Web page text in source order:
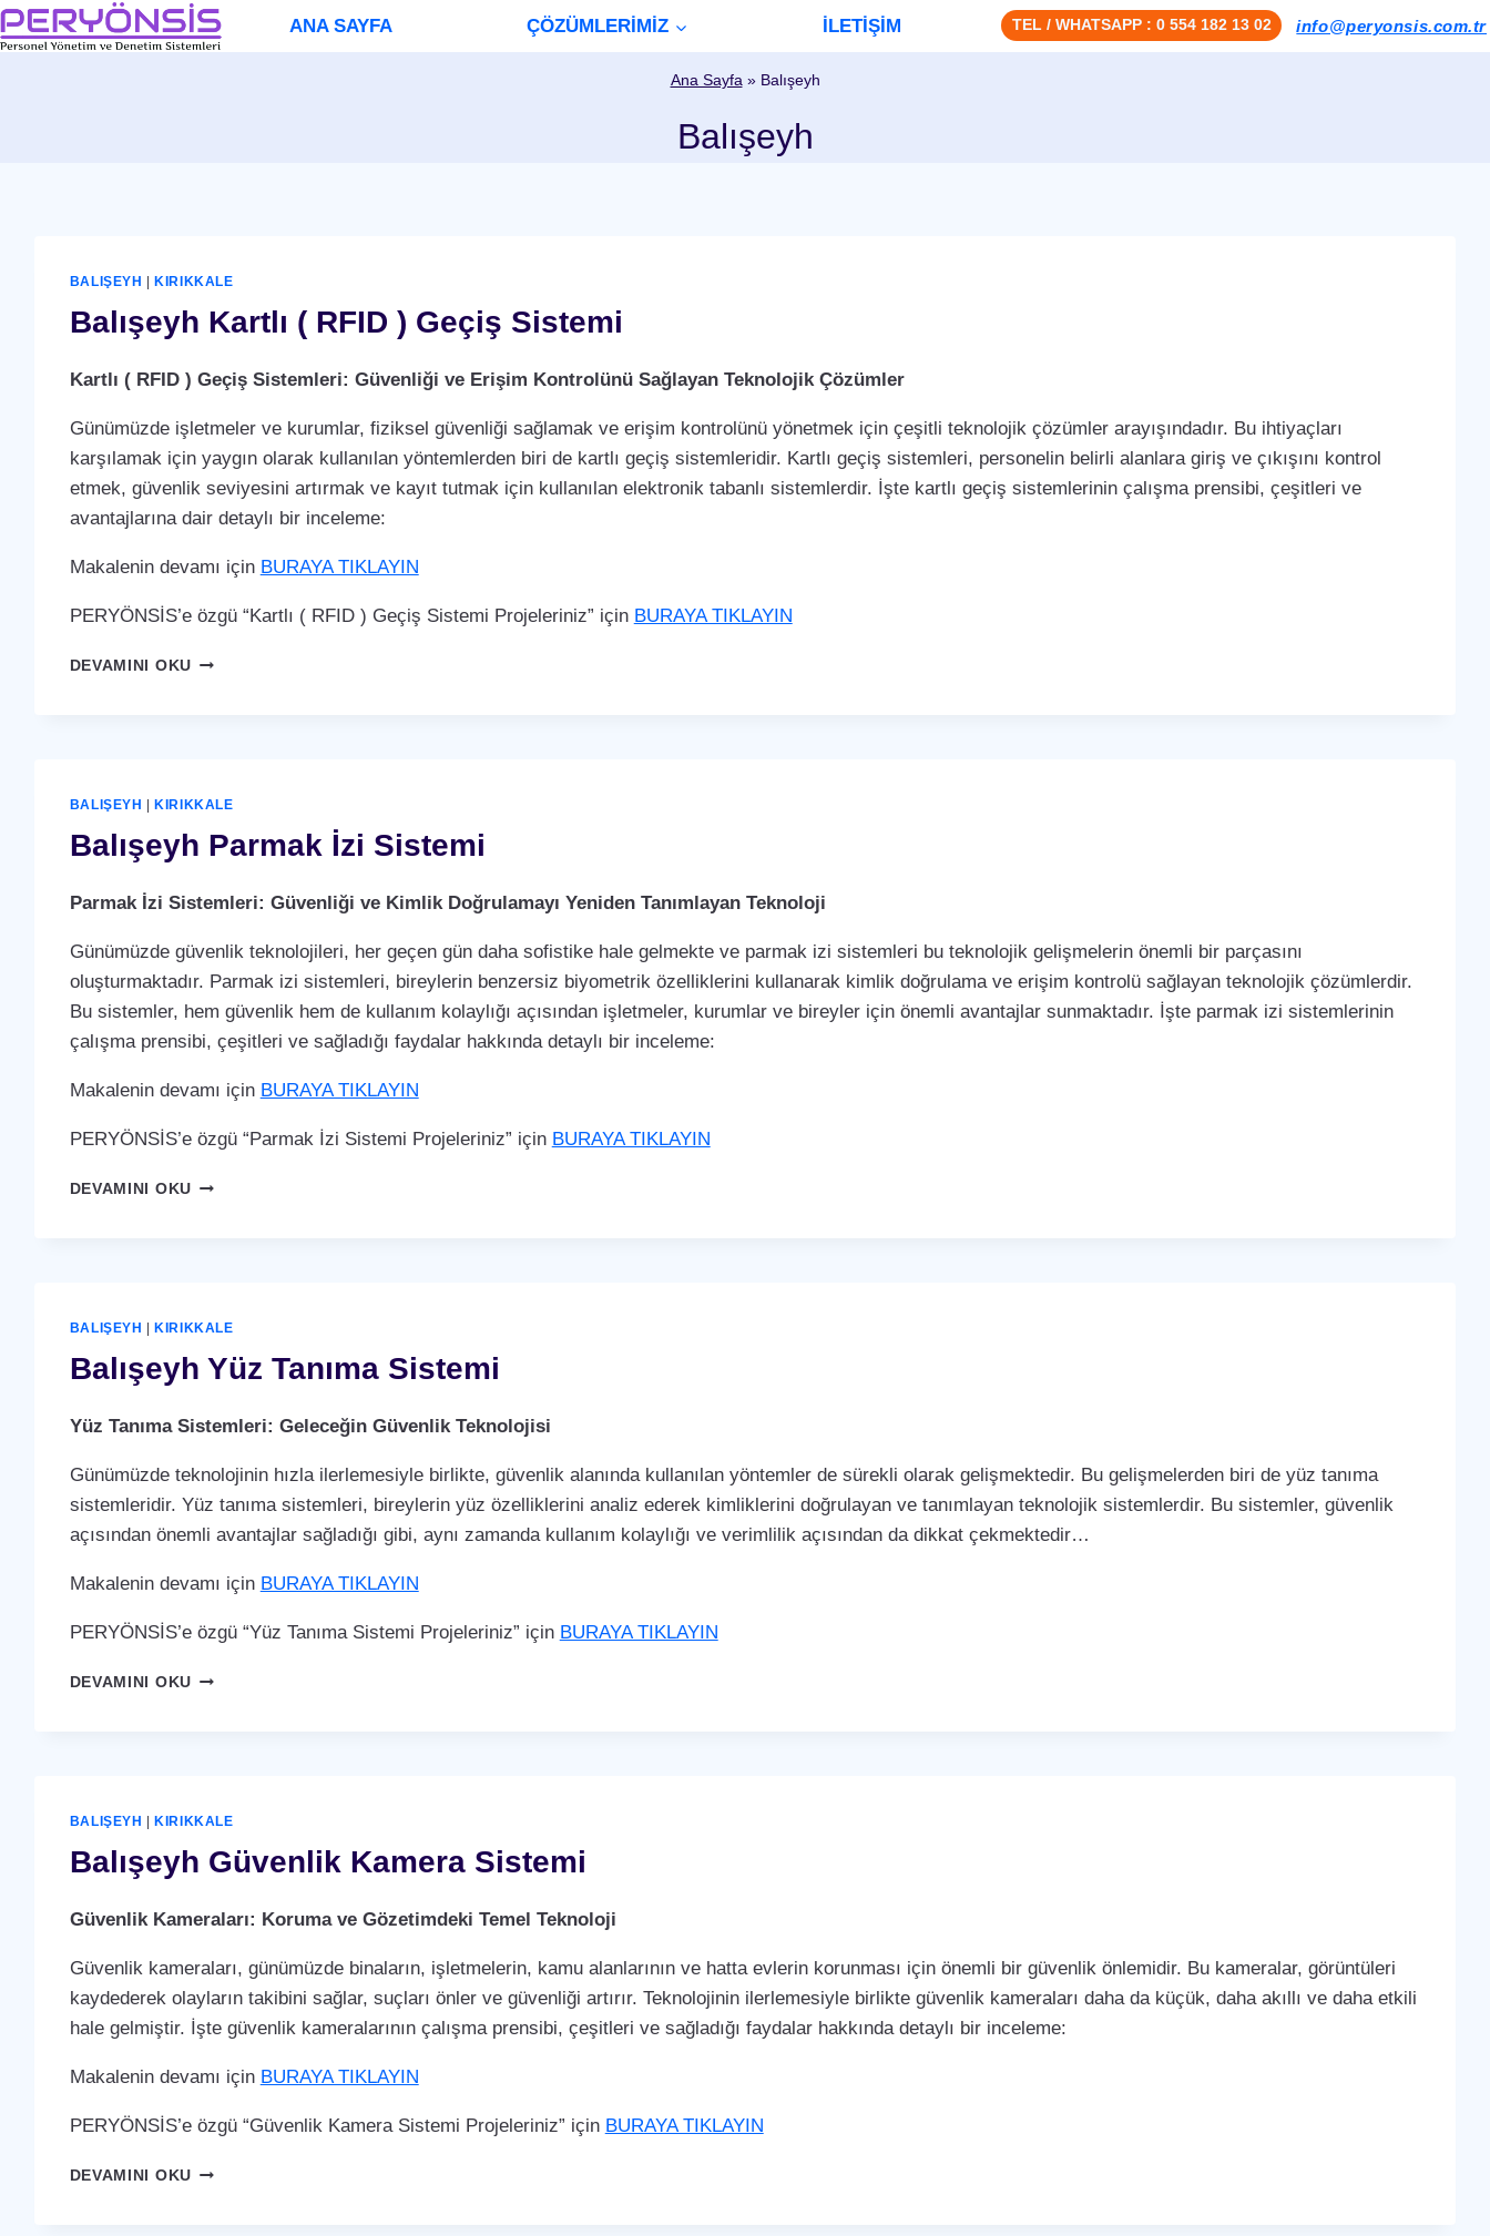
Skip
to
ANA SAYFA ÇÖZÜMLERİMİZ İLETİŞİM TEL / WHATSAPP : 0 554 182 13 02 info@peryonsis.com.tr
Ana Sayfa» Balışeyh
Balışeyh
BALIŞEYH KIRIKKALE
Balışeyh Kartlı ( RFID ) Geçiş Sistemi
Kartlı ( RFID ) Geçiş Sistemleri: Güvenliği ve Erişim Kontrolünü Sağlayan Teknolojik Çözümler
Günümüzde işletmeler ve kurumlar, fiziksel güvenliği sağlamak ve erişim kontrolünü yönetmek için çeşitli teknolojik çözümler arayışındadır. Bu ihtiyaçları
karşılamak için yaygın olarak kullanılan yöntemlerden biri de kartlı geçiş sistemleridir. Kartlı geçiş sistemleri, personelin belirli alanlara giriş ve çıkışını kontrol
etmek, güvenlik seviyesini artırmak ve kayıt tutmak için kullanılan elektronik tabanlı sistemlerdir. İşte kartlı geçiş sistemlerinin çalışma prensibi, çeşitleri ve
avantajlarına dair detaylı bir inceleme:
Makalenin devamı için BURAYA TIKLAYIN
PERYÖNSİS’e özgü “Kartlı ( RFID ) Geçiş Sistemi Projeleriniz” için BURAYA TIKLAYIN
DEVAMINI OKUBALIŞEYH
SISTEMI
BALIŞEYH KIRIKKALE
Balışeyh Parmak İzi Sistemi
Parmak İzi Sistemleri: Güvenliği ve Kimlik Doğrulamayı Yeniden Tanımlayan Teknoloji
Günümüzde güvenlik teknolojileri, her geçen gün daha sofistike hale gelmekte ve parmak izi sistemleri bu teknolojik gelişmelerin önemli bir parçasını
oluşturmaktadır. Parmak izi sistemleri, bireylerin benzersiz biyometrik özelliklerini kullanarak kimlik doğrulama ve erişim kontrolü sağlayan teknolojik çözümlerdir.
Bu sistemler, hem güvenlik hem de kullanım kolaylığı açısından işletmeler, kurumlar ve bireyler için önemli avantajlar sunmaktadır. İşte parmak izi sistemlerinin
çalışma prensibi, çeşitleri ve sağladığı faydalar hakkında detaylı bir inceleme:
Makalenin devamı için BURAYA TIKLAYIN
PERYÖNSİS’e özgü “Parmak İzi Sistemi Projeleriniz” için BURAYA TIKLAYIN
DEVAMINI OKUBALIŞEYH
BALIŞEYH KIRIKKALE
Balışeyh Yüz Tanıma Sistemi
Yüz Tanıma Sistemleri: Geleceğin Güvenlik Teknolojisi
Günümüzde teknolojinin hızla ilerlemesiyle birlikte, güvenlik alanında kullanılan yöntemler de sürekli olarak gelişmektedir. Bu gelişmelerden biri de yüz tanıma
sistemleridir. Yüz tanıma sistemleri, bireylerin yüz özelliklerini analiz ederek kimliklerini doğrulayan ve tanımlayan teknolojik sistemlerdir. Bu sistemler, güvenlik
açısından önemli avantajlar sağladığı gibi, aynı zamanda kullanım kolaylığı ve verimlilik açısından da dikkat çekmektedir…
Makalenin devamı için BURAYA TIKLAYIN
PERYÖNSİS’e özgü “Yüz Tanıma Sistemi Projeleriniz” için BURAYA TIKLAYIN
DEVAMINI OKUBALIŞEYH
BALIŞEYH KIRIKKALE
Balışeyh Güvenlik Kamera Sistemi
Güvenlik Kameraları: Koruma ve Gözetimdeki Temel Teknoloji
Güvenlik kameraları, günümüzde binaların, işletmelerin, kamu alanlarının ve hatta evlerin korunması için önemli bir güvenlik önlemidir. Bu kameralar, görüntüleri
kaydederek olayların takibini sağlar, suçları önler ve güvenliği artırır. Teknolojinin ilerlemesiyle birlikte güvenlik kameraları daha da küçük, daha akıllı ve daha etkili
hale gelmiştir. İşte güvenlik kameralarının çalışma prensibi, çeşitleri ve sağladığı faydalar hakkında detaylı bir inceleme:
Makalenin devamı için BURAYA TIKLAYIN
PERYÖNSİS’e özgü “Güvenlik Kamera Sistemi Projeleriniz” için BURAYA TIKLAYIN
DEVAMINI OKUBALIŞEYH